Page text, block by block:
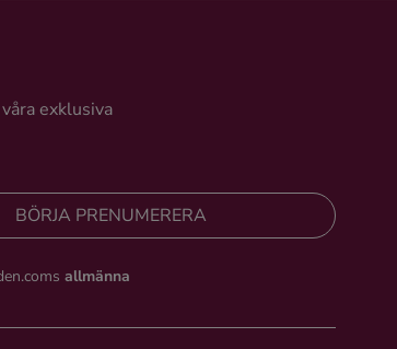
exklusiva
BÖRJA PRENUMERERA
allmänna